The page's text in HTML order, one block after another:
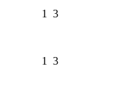
1 3
1 3